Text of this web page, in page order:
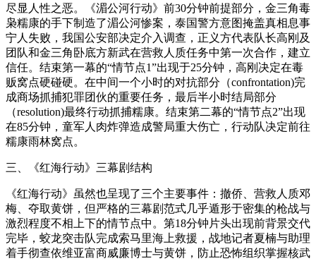
尽显人性之恶。《湄公河行动》前30分钟前提部分，金三角毒
枭糯康的手下制造了湄公河惨案，泰国警方意图掩盖真相息事
宁人失败，我国公安部决定介入调查，正义方代表队长高刚及
团队和金三角卧底方新武在营救人质任务中第一次合作，建立
信任。结束第一幕的“情节点1”出现于25分钟，高刚决定在毒
贩窝点硬碰硬。在中间一个小时的对抗部分（confrontation)完
成商场抓捕犯罪团伙的重要任务，最后半小时结局部分
（resolution)最终行动抓捕糯康。结束第二幕的“情节点2”出现
在85分钟，童军人肉炸弹造成警局重大伤亡，行动队决定前往
糯康雨林窝点。
三、《红海行动》三幕剧结构
《红海行动》虽然也呈现了三个主要事件：撤侨、营救人质邓
梅、夺取黄饼，但严格的三幕剧范式几乎遁形于密集的枪战与
激烈程度不相上下的情节点中。第18分钟片头出现前背景交代
完毕，蛟龙突击队完成索马里海上救援，战地记者夏楠与助理
着手彻查依维亚富商威廉博士与黄饼，防止恐怖组织掌握核武